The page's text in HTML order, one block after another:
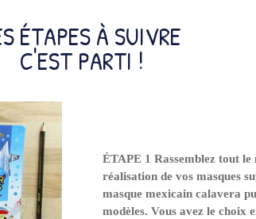
ÉTAPES À SUIVRE
C'EST PARTI !
ÉTAPE 1 Rassemblez tout
réalisation de vos masques
masque mexicain calavera
modèles. Vous avez le choix